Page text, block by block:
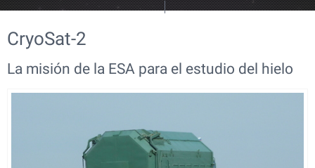
CryoSat-2
La misión de la ESA para el estudio del hielo